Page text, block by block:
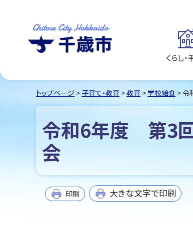
くらし・
トップページ > 子育て・教育 >教育 >学校給食 > 令
令和6年度 第3
会
印刷 大きな文字で印刷